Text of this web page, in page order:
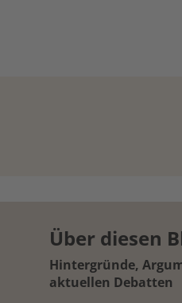
Über diesen
Hintergründe,
aktuellen Debatten